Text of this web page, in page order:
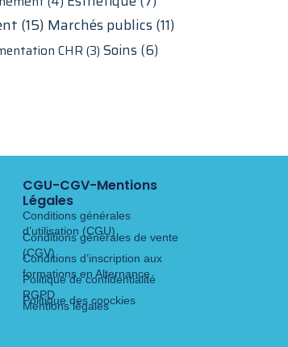
(15) Marchés publics (11)
CHR (3) Soins (6)
CGU-CGV-Mentions
Légales
Conditions générales
d’utilisation (CGU)
Conditions générales de vente
(CGV)
Conditions d’inscription aux
formations en Alternance
Politique de confidentialité
RGPD
Politique des coockies
Mentions légales